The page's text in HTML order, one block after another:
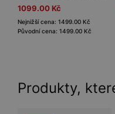
1099.00 Kč
Nejnižší cena: 1499.00 Kč
Původní cena: 1499.00 Kč
Produkty,